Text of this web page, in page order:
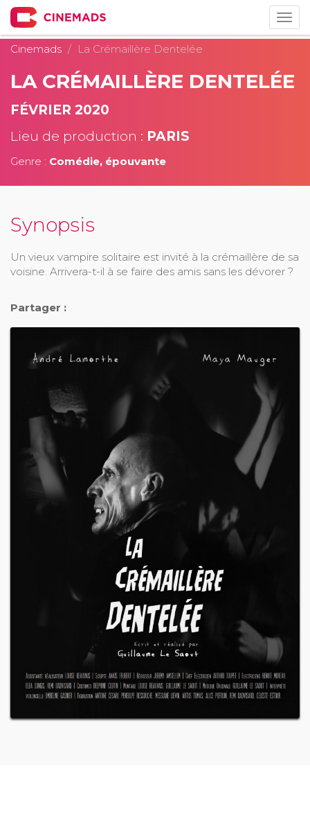
Cinemads
La Crémaillère Dentelée
LA CRÉMAILLÈRE DENTELÉE
FÉVRIER 2020
Lieu de production : PARIS
Genre : Comédie, épouvante
Synopsis
Un vieux vampire solitaire est invité à la crémaillère de sa
voisine. Arrivera-t-il à se faire des amis sans les dévorer ?
Partager :